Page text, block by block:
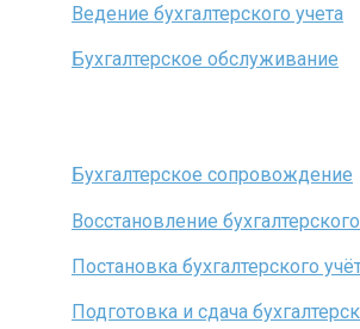
Ведение бухгалтерского учета
Бухгалтерское обслуживание
Бухгалтерское сопровождение
Восстановление
Постановка бухгалтерского
Подготовка и сдача